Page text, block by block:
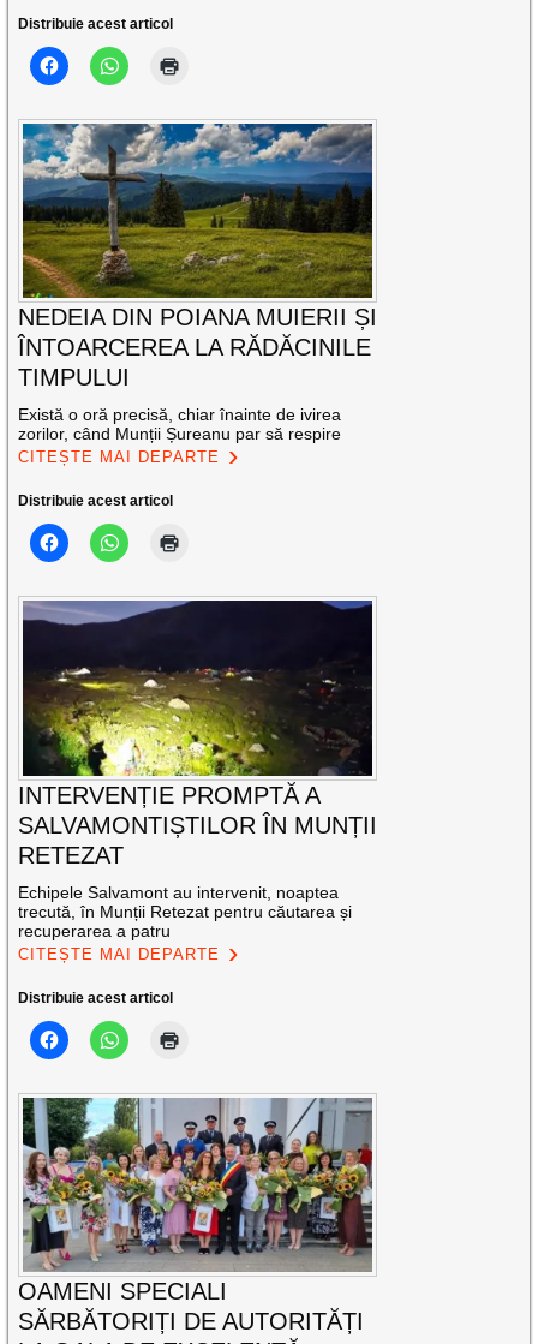
Distribuie acest articol
NEDEIA DIN POIANA MUIERII ȘI
ÎNTOARCEREA LA RĂDĂCINILE
TIMPULUI
Există o oră precisă, chiar înainte de ivirea
zorilor, când Munții Șureanu par să respire
CITEȘTE MAI DEPARTE
Distribuie acest articol
INTERVENȚIE PROMPTĂ A
SALVAMONTIȘTILOR ÎN MUNȚII
RETEZAT
Echipele Salvamont au intervenit, noaptea
trecută, în Munții Retezat pentru căutarea și
recuperarea a patru
CITEȘTE MAI DEPARTE
Distribuie acest articol
OAMENI SPECIALI
SĂRBĂTORIȚI DE AUTORITĂȚI